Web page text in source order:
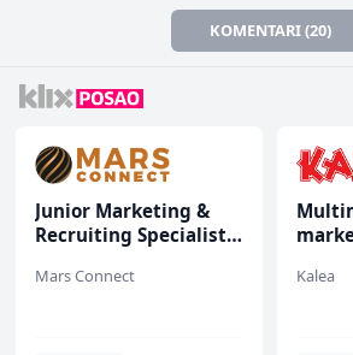
KOMENTARI (20)
Junior Marketing &
Recruiting Specialist
Mars Connect Kalea